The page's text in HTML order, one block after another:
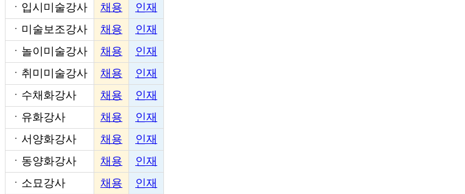
ㆍ 입시미술강사 채용
인재
ㆍ 미술보조강사 채용
인재
ㆍ 놀이미술강사 채용
인재
ㆍ 취미미술강사 채용
인재
ㆍ 수채화강사 채용
인재
ㆍ 유화강사 채용
인재
ㆍ 서양화강사 채용
인재
ㆍ 동양화강사 채용
인재
ㆍ 소묘강사 채용
인재